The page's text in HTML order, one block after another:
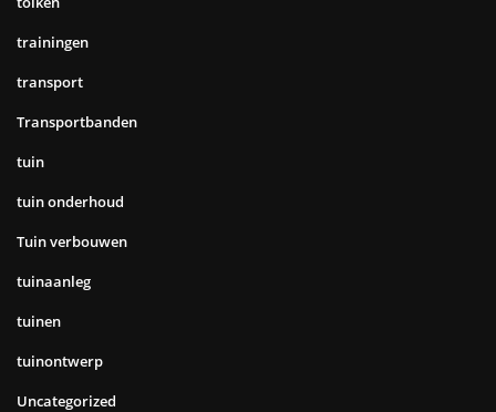
trainingen
transport
Transportbanden
tuin
tuin onderhoud
Tuin verbouwen
tuinaanleg
tuinen
tuinontwerp
Uncategorized